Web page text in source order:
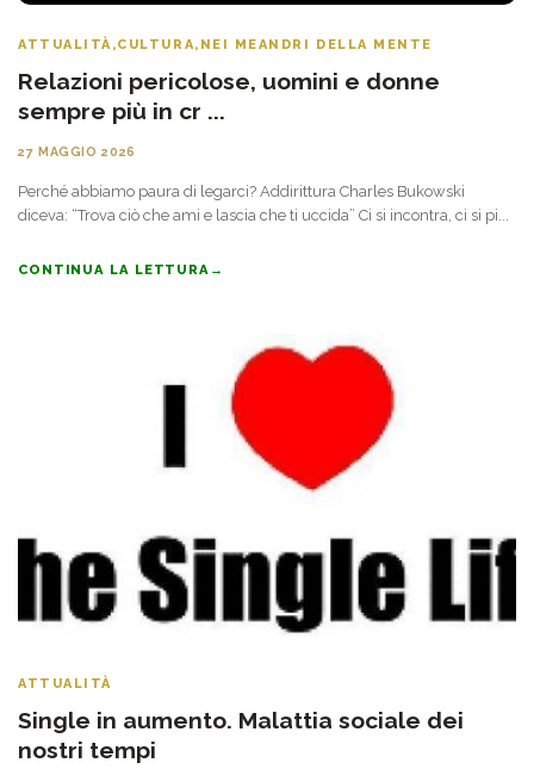
ATTUALITÀ,CULTURA, NEI MEANDRI DELLA MENTE
Relazioni pericolose, uomini e donne
sempre più in cr ...
27 MAGGIO 2026
Perché abbiamo paura di legarci? Addirittura Charles Bukowski
diceva: “Trova ciò che ami e lascia che ti uccida” Ci si incontra, ci si pi...
CONTINUA LA LETTURA →
ATTUALITÀ
Single in aumento. Malattia sociale dei
nostri tempi